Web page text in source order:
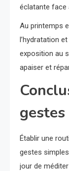
éclatante face
Au printemps
l’hydratation
exposition au
apaiser et
Établir une
gestes
jour de